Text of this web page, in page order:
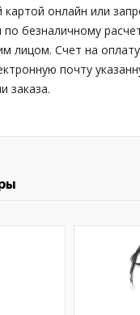
картой онлайн или
безналичному
лицом. Счет на
почту
заказа.